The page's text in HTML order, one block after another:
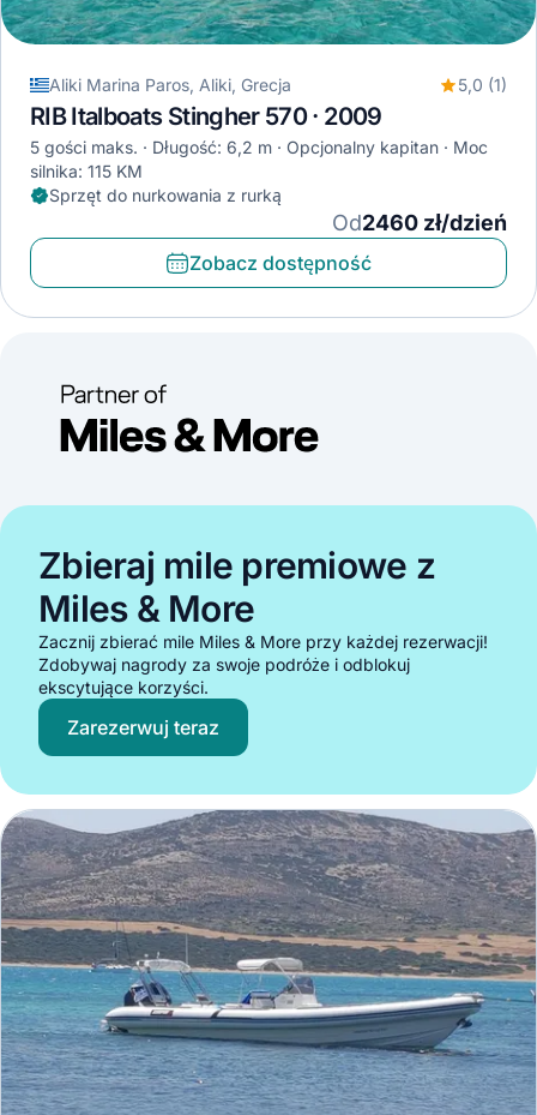
Aliki Marina Paros, Aliki, Grecja 5,0 (1)
RIB Italboats Stingher 570 · 2009
5 gości maks. Długość: 6,2 m Opcjonalny kapitan
Moc
silnika: 115 KM
Sprzęt do nurkowania z rurką
Od2460 zł/dzień
Zobacz dostępność
Zbieraj mile premiowe z
Miles & More
Zacznij zbierać mile Miles & More przy każdej rezerwacji!
Zdobywaj nagrody za swoje podróże i odblokuj
ekscytujące korzyści.
Zarezerwuj teraz